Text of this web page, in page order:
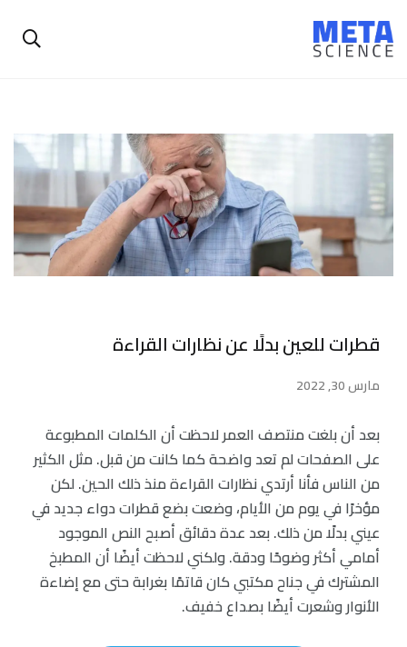
قطرات للعين بدلًا عن نظارات القراءة
مارس 30, 2022
بعد أن بلغت منتصف العمر لاحظت أن الكلمات المطبوعة
على الصفحات لم تعد واضحة كما كانت من قبل. مثل الكثير
من الناس فأنا أرتدي نظارات القراءة منذ ذلك الحين. لكن
مؤخرًا في يوم من الأيام، وضعت بضع قطرات دواء جديد في
عيني بدلًا من ذلك. بعد عدة دقائق أصبح النص الموجود
أمامي أكثر وضوحًا ودقة. ولكني لاحظت أيضًا أن المطبخ
المشترك في جناح مكتبي كان قاتمًا بغرابة حتى مع إضاءة
الأنوار وشعرت أيضًا بصداع خفيف.